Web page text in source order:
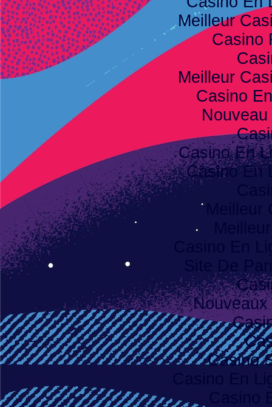
Meilleur
Casino
Meilleur
Casino
Casino En
Casino En
Site De
Casino